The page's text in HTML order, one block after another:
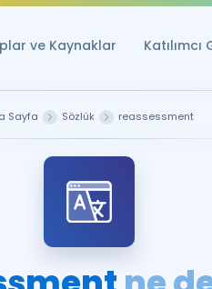
ve Kaynaklar Katılımcı
YDS
Sayfa Sözlük reassessment